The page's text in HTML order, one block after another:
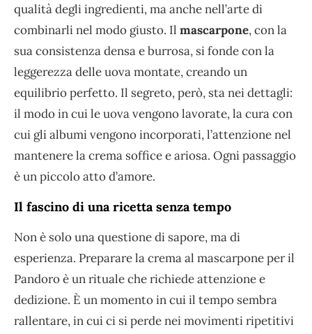
qualità degli ingredienti, ma anche nell’arte di
combinarli nel modo giusto. Il mascarpone, con la
sua consistenza densa e burrosa, si fonde con la
leggerezza delle uova montate, creando un
equilibrio perfetto. Il segreto, però, sta nei dettagli:
il modo in cui le uova vengono lavorate, la cura con
cui gli albumi vengono incorporati, l’attenzione nel
mantenere la crema soffice e ariosa. Ogni passaggio
è un piccolo atto d’amore.
Il fascino di una ricetta senza tempo
Non è solo una questione di sapore, ma di
esperienza. Preparare la crema al mascarpone per il
Pandoro è un rituale che richiede attenzione e
dedizione. È un momento in cui il tempo sembra
rallentare, in cui ci si perde nei movimenti ripetitivi